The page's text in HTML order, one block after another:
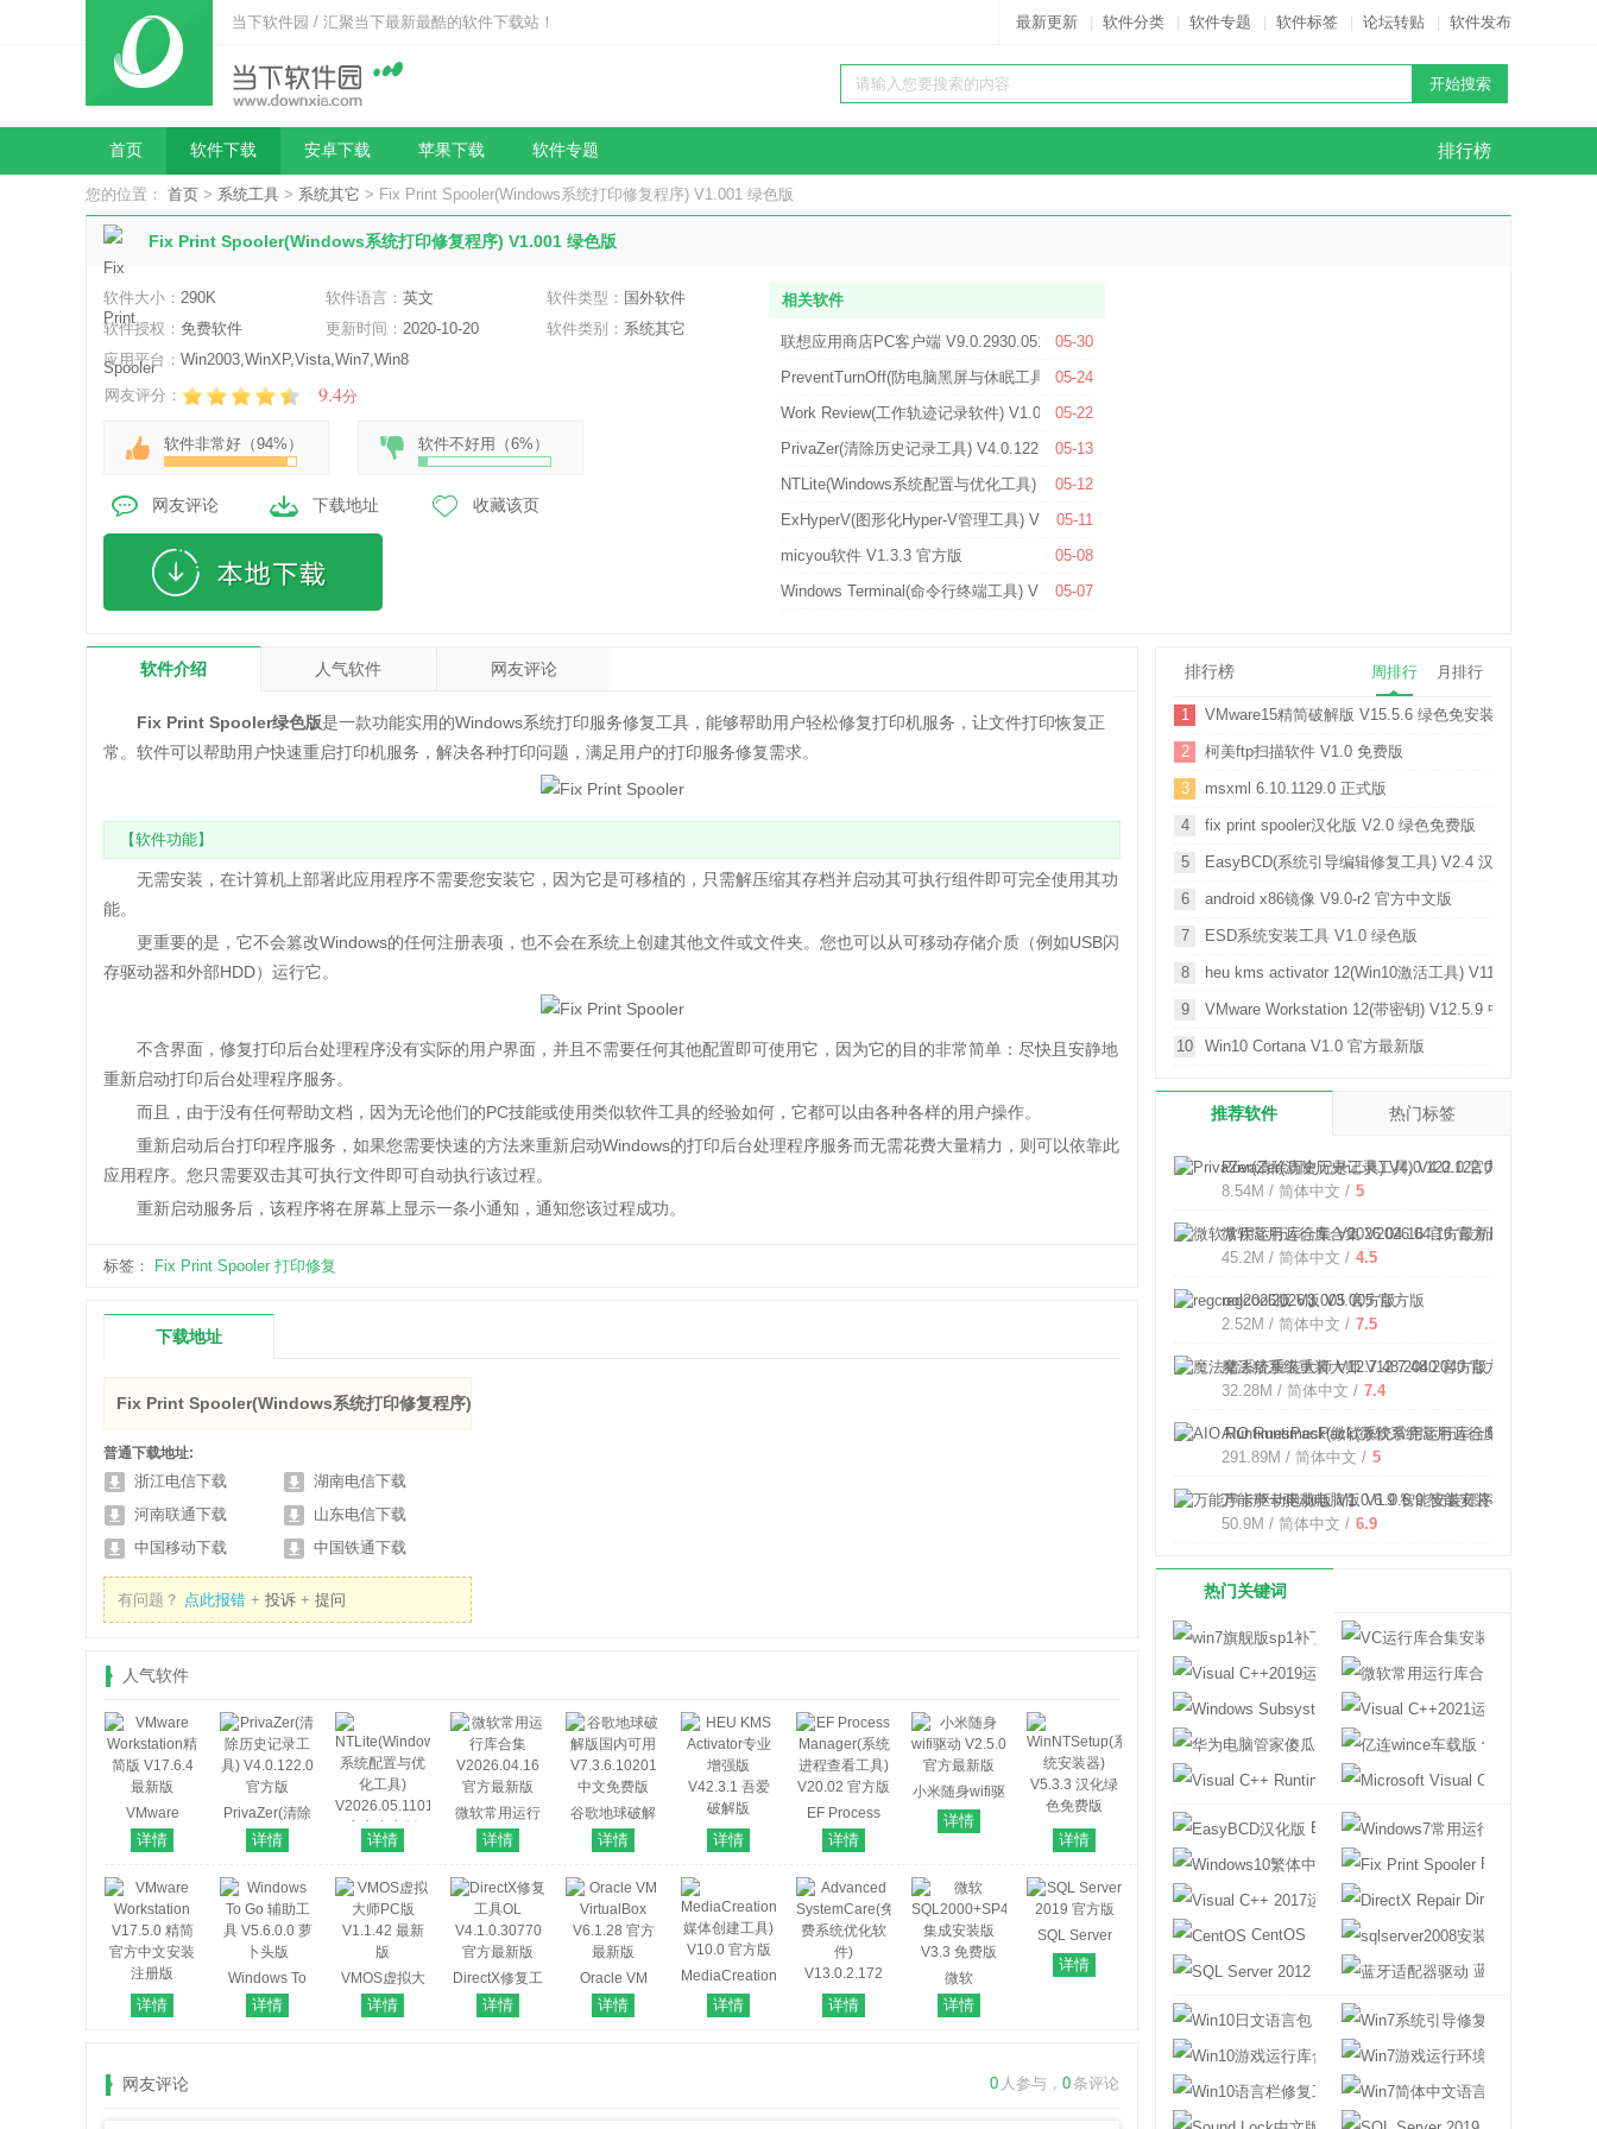
当下软件园 / 汇聚当下最新最酷的软件下载站！ 最新更新 软件分类 软件专题 软件标签 论坛转贴 软件发布
排行榜
首页 软件下载 安卓下载 苹果下载 软件专题
您的位置： 首页 > 系统工具 > 系统其它 > Fix Print Spooler(Windows系统打印修复程序) V1.001 绿色版
Fix Print Spooler(Windows系统打印修复程序) V1.001 绿色版
软件大小： 290K 软件语言： 英文 软件类型： 国外软件
软件授权： 免费软件 更新时间： 2020-10-20 软件类别： 系统其它
应用平台： Win2003,WinXP,Vista,Win7,Win8
网友评分：
9.4分
软件非常好（94% ） 软件不好用（6% ）
网友评论 下载地址 收藏该页
相关软件
05-30
联想应用商店PC客户端 V9.0.2930.0514 官方最新版
05-24
PreventTurnOff(防电脑黑屏与休眠工具) V3.63 官方版
05-22
Work Review(工作轨迹记录软件) V1.0.47 官方版
05-13
PrivaZer(清除历史记录工具) V4.0.122.0 官方版
05-12
NTLite(Windows系统配置与优化工具) V2026.05.11011 官方中文版
05-11
ExHyperV(图形化Hyper-V管理工具) V1.4.2 官方版
05-08
micyou软件 V1.3.3 官方版
05-07
Windows Terminal(命令行终端工具) V1.25.1322.0 最新版
软件介绍 人气软件 网友评论
Fix Print Spooler绿色版是一款功能实用的Windows系统打印服务修复工具，能够帮助用户轻松修复打印机服务，让文件打印恢复正
常。软件可以帮助用户快速重启打印机服务，解决各种打印问题，满足用户的打印服务修复需求。
【软件功能】
无需安装，在计算机上部署此应用程序不需要您安装它，因为它是可移植的，只需解压缩其存档并启动其可执行组件即可完全使用其功
能。
更重要的是，它不会篡改Windows的任何注册表项，也不会在系统上创建其他文件或文件夹。您也可以从可移动存储介质（例如USB闪
存驱动器和外部HDD）运行它。
不含界面，修复打印后台处理程序没有实际的用户界面，并且不需要任何其他配置即可使用它，因为它的目的非常简单：尽快且安静地
重新启动打印后台处理程序服务。
而且，由于没有任何帮助文档，因为无论他们的PC技能或使用类似软件工具的经验如何，它都可以由各种各样的用户操作。
重新启动后台打印程序服务，如果您需要快速的方法来重新启动Windows的打印后台处理程序服务而无需花费大量精力，则可以依靠此
应用程序。您只需要双击其可执行文件即可自动执行该过程。
重新启动服务后，该程序将在屏幕上显示一条小通知，通知您该过程成功。
标签： Fix Print Spooler 打印修复
下载地址
Fix Print Spooler(Windows系统打印修复程序) V1.001 绿色版
普通下载地址:
浙江电信下载
湖南电信下载
河南联通下载
山东电信下载
中国移动下载
中国铁通下载
有问题？ 点此报错 + 投诉 + 提问
人气软件
VMware
Workstation精
简版 V17.6.4
详情
PrivaZer(清除
历史记录工具)
V4.0.122.0 官
详情
NTLite(Windows
系统配置与优
化工具)
V2026.05.11011
官方中文版
详情
微软常用运行
库合集
V2026.04.16
官方最新版
详情
谷歌地球破解
版国内可用
V7.3.6.10201
中文免费版
详情
HEU KMS
Activator专业
V42.3.1 吾爱
破解版
详情
EF Process
Manager(系统
进程查看工具)
V20.02 官方版
详情
小米随身wifi驱
动 V2.5.0 官方
最新版
详情
WinNTSetup(系
统安装器)
V5.3.3 汉化绿
色免费版
详情
VMware
Workstation
注册版
详情
Windows To
Go 辅助工具
V5.6.0.0 萝卜
详情
VMOS虚拟大
师PC版
V1.1.42 最新
详情
DirectX修复工
具OL
V4.1.0.30770
详情
Oracle VM
VirtualBox
V6.1.28 官方
详情
MediaCreationToolW11(Win11
媒体创建工具)
V10.0 官方版
详情
Advanced
详情
微软
SQL2000+SP4
集成安装版
详情
SQL Server
2019 官方版
详情
网友评论 0 人参与， 0条评论
排行榜 周排行 月排行
1 VMware15精简破解版 V15.5.6 绿色免安装版
2 柯美ftp扫描软件 V1.0 免费版
3 msxml 6.10.1129.0 正式版
4 fix print spooler汉化版 V2.0 绿色免费版
5 EasyBCD(系统引导编辑修复工具) V2.4 汉化版
6 android x86镜像 V9.0-r2 官方中文版
7 ESD系统安装工具 V1.0 绿色版
8 heu kms activator 12(Win10激活工具) V11.2.1 迷你版
9 VMware Workstation 12(带密钥) V12.5.9 中文破解版
10 Win10 Cortana V1.0 官方最新版
推荐软件 热门标签
PrivaZer(清除历史记录工具) V4.0.122.0 官方版
8.54M / 简体中文 / 5
微软常用运行库合集 V2026.04.16 官方最新版
45.2M / 简体中文 / 4.5
regcool2026版 V3.005 官方版
2.52M / 简体中文 / 7.5
魔法猪系统重装大师 V12.7.48.2040 官方版
32.28M / 简体中文 / 7.4
AIO RuntimesPack(微软系统常用运行库合集)
291.89M / 简体中文 / 5
万能声卡驱动电脑版 V1.0.6.9 智能安装程序版
50.9M / 简体中文 / 6.9
热门关键词
win7旗舰版sp1补丁包
Visual C++2019运行库
Windows Subsystem for Android
华为电脑管家傻瓜版
亿连wince车载版
Visual C++ Runtime
EasyBCD汉化版
Windows10繁体中文语言包Fix Print Spooler
Visual C++ 2017运行库DirectX Repair
CentOS
SQL Server 2012
蓝牙适配器驱动
Win10日文语言包
Win10游戏运行库合集
Win10语言栏修复工具